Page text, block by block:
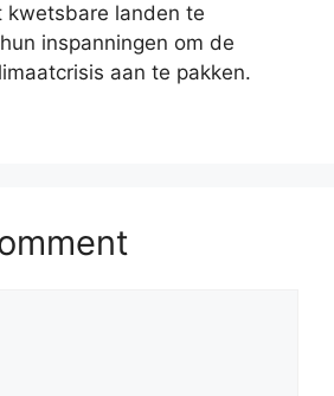
kwetsbare landen te
inspanningen om de
aan te pakken.